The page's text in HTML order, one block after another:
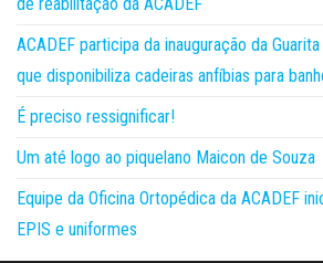
ACADEF participa da inauguração da
que disponibiliza cadeiras anfíbias para
É preciso ressignificar!
Um até logo ao piquelano Maicon de Souza
Equipe da Oficina Ortopédica da ACADEF
EPIS e uniformes